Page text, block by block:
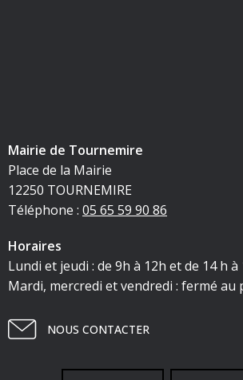
Mairie de Tournemire
Place de la Mairie
12250 TOURNEMIRE
Téléphone : 05 65 59 90 86
Horaires
Lundi et jeudi : de 9h à 12h et de 14 h à
Mardi, mercredi et vendredi : fermé au
NOUS CONTACTER